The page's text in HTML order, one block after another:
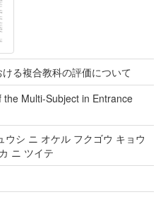
る複合教科の評価について
the Multi-Subject in Entrance
ウシ ニ オケル フクゴウ キョウ
ニ ツイテ